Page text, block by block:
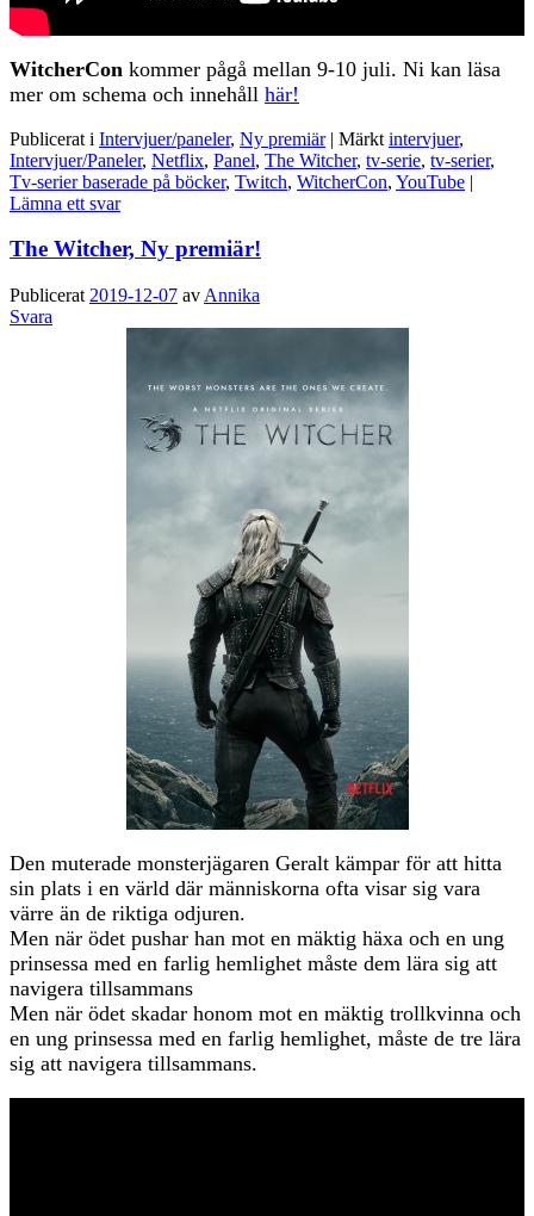
WitcherCon kommer pågå mellan 9-10 juli. Ni kan läsa
mer om schema och innehåll här!
Publicerat i Intervjuer/paneler, Ny premiär | Märkt intervjuer,
Intervjuer/Paneler, Netflix, Panel, The Witcher, tv-serie, tv-serier,
Tv-serier baserade på böcker, Twitch, WitcherCon, YouTube |
Lämna ett svar
The Witcher, Ny premiär!
Publicerat 2019-12-07 av Annika
Svara
Den muterade monsterjägaren Geralt kämpar för att hitta
sin plats i en värld där människorna ofta visar sig vara
värre än de riktiga odjuren.
Men när ödet pushar han mot en mäktig häxa och en ung
prinsessa med en farlig hemlighet måste dem lära sig att
navigera tillsammans
Men när ödet skadar honom mot en mäktig trollkvinna och
en ung prinsessa med en farlig hemlighet, måste de tre lära
sig att navigera tillsammans.